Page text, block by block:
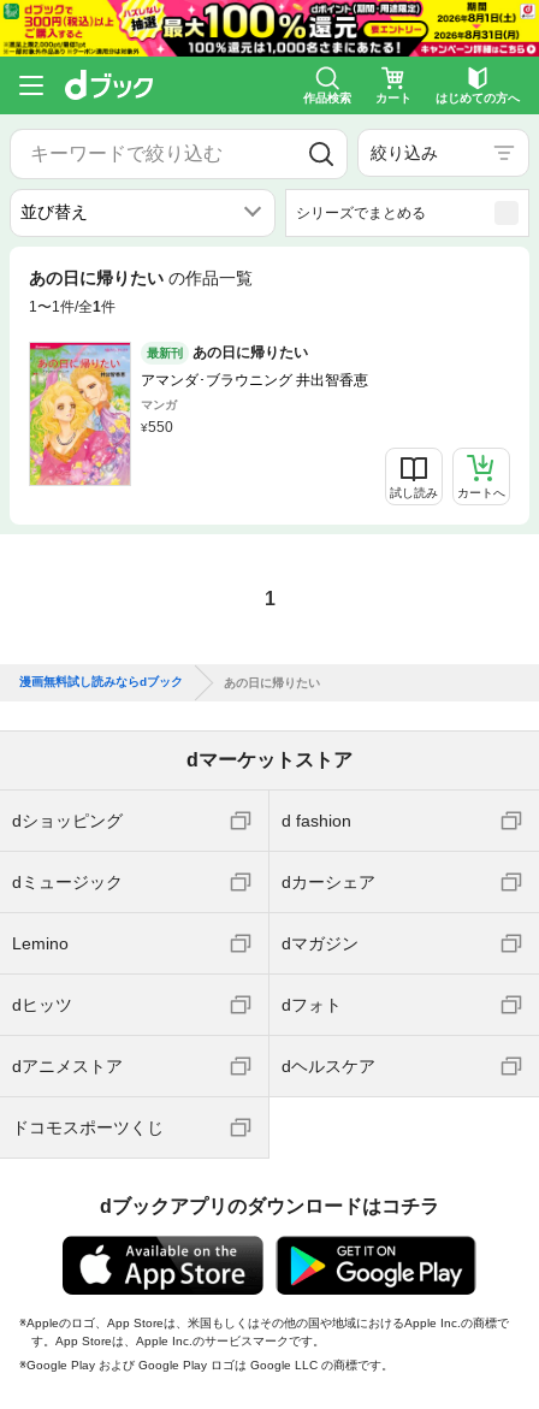
作品検索 カート はじめての方へ
絞り込み
シリーズでまとめる
あの日に帰りたい の作品一覧
1〜1件/全1件
最新刊
あの日に帰りたい
アマンダ･ブラウニング 井出智香恵
マンガ
550
試し読み カートへ
1
漫画無料試し読みならdブック あの日に帰りたい
dマーケットストア
dショッピング d fashion
dミュージック dカーシェア
Lemino dマガジン
dヒッツ dフォト
dアニメストア dヘルスケア
ドコモスポーツくじ
dブックアプリのダウンロードはコチラ
Appleのロゴ、App Storeは、米国もしくはその他の国や地域におけるApple Inc.の商標で
す。App Storeは、Apple Inc.のサービスマークです。
Google Play および Google Play ロゴは Google LLC の商標です。